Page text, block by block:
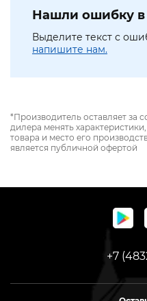
Нашли ошибку в
Выделите текст с
напишите нам.
*Производитель оставляет за
дилера менять
товара и место его
является публичной офертой
+7